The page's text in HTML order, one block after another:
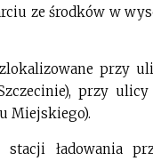
ze środków w
przy
przy ulicy
Miejskiego).
ładowania